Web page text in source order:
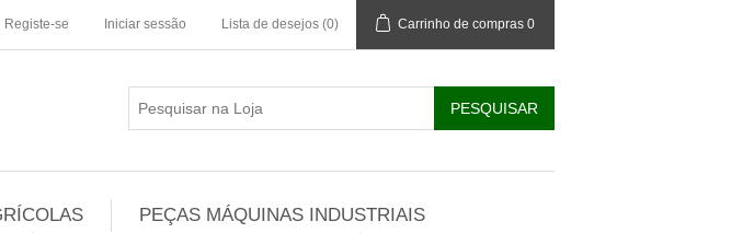
Registe-se Iniciar sessão Lista de desejos (0) Carrinho de compras 0
PEÇAS MÁQUINAS INDUSTRIAIS